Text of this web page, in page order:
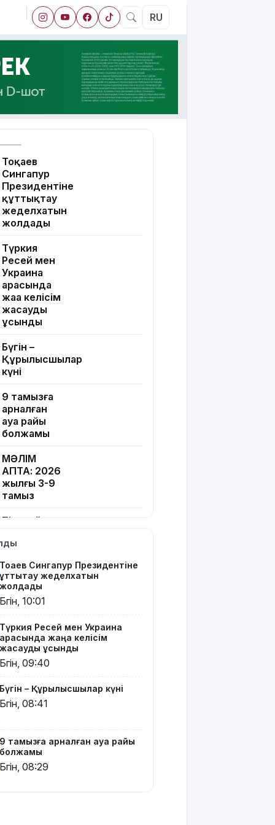
RU
Тоқаев
Сингапур
Президентіне
құттықтау
жеделхатын
жолдады
Түркия
Ресей мен
Украина
арасында
жаңа келісім
жасауды
ұсынды
Бүгін –
Құрылысшылар
күні
9 тамызға
арналған
ауа райы
болжамы
МӘЛІМ
АПТА: 2026
жылғы 3-9
тамыз
Тікелей
бейәдеп
Алматыда
екі блогер
қамауға
алынды
Испания
Италиядан
келетіндерге
шекаралық
енгізді
Украинаға
ай сайын
зымыран
Тоқаев Сингапур Президентіне
құттықтау жеделхатын
жолдады
Бүгін, 10:01
Түркия Ресей мен Украина
арасында жаңа келісім
жасауды ұсынды
Бүгін, 09:40
Бүгін – Құрылысшылар күні
Бүгін, 08:41
9 тамызға арналған ауа райы
болжамы
Бүгін, 08:29